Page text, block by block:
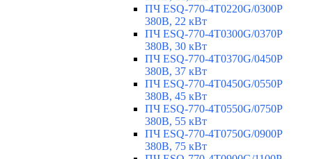
ПЧ ESQ-770-4T0220G/0300P
380В, 22 кВт
ПЧ ESQ-770-4T0300G/0370P
380В, 30 кВт
ПЧ ESQ-770-4T0370G/0450P
380В, 37 кВт
ПЧ ESQ-770-4T0450G/0550P
380В, 45 кВт
ПЧ ESQ-770-4T0550G/0750P
380В, 55 кВт
ПЧ ESQ-770-4T0750G/0900P
380В, 75 кВт